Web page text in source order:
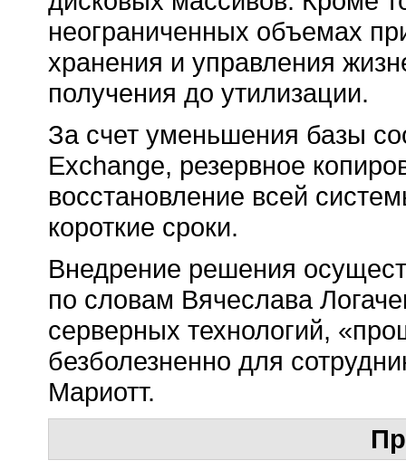
неограниченных объемах
хранения и управления
получения до утилизации.
За счет уменьшения базы
Exchange, резервное
восстановление всей
короткие сроки.
Внедрение решения
по словам Вячеслава
серверных технологий,
безболезненно для
Мариотт.